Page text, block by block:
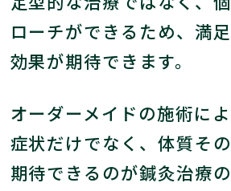
ローチができるため、満
効果が期待できます。
オーダーメイドの施術に
症状だけでなく、体質そ
期待できるのが鍼灸治療